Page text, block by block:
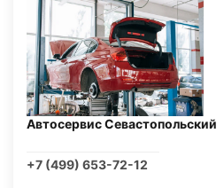
Автосервис Севастопольский
+7 (499) 653-72-12